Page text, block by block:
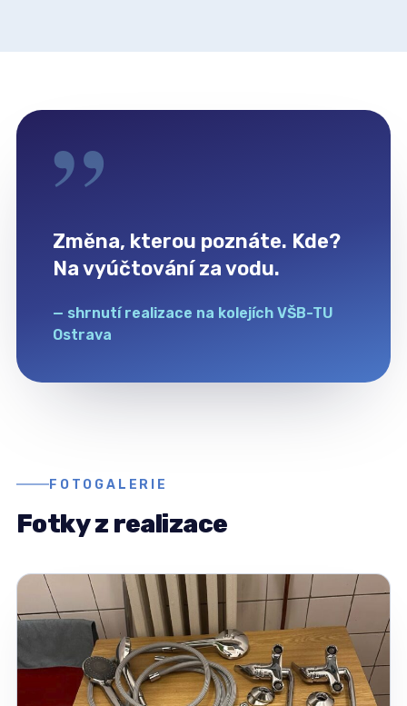
”
Změna, kterou poznáte. Kde?
Na vyúčtování za vodu.
— shrnutí realizace na kolejích VŠB-TU
Ostrava
FOTOGALERIE
Fotky z realizace